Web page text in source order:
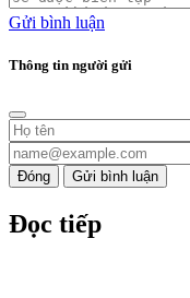
Gửi bình luận
Thông tin người gửi
Đóng Gửi bình luận
Đọc tiếp